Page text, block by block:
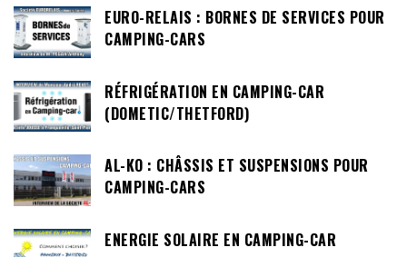
EURO-RELAIS : BORNES DE SERVICES POUR
CAMPING-CARS
RÉFRIGÉRATION EN CAMPING-CAR
(DOMETIC/THETFORD)
AL-KO : CHÂSSIS ET SUSPENSIONS POUR
CAMPING-CARS
ENERGIE SOLAIRE EN CAMPING-CAR